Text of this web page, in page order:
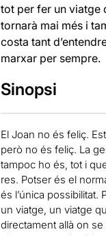
tot per fer un viatge
tornarà mai més i
costa tant
marxar per sempre.
Sinopsi
El Joan no és feliç.
però no és feliç. La
tampoc ho és, tot i
res. Potser és el
és l’única possibilitat.
un viatge, un viatge
directament allà on